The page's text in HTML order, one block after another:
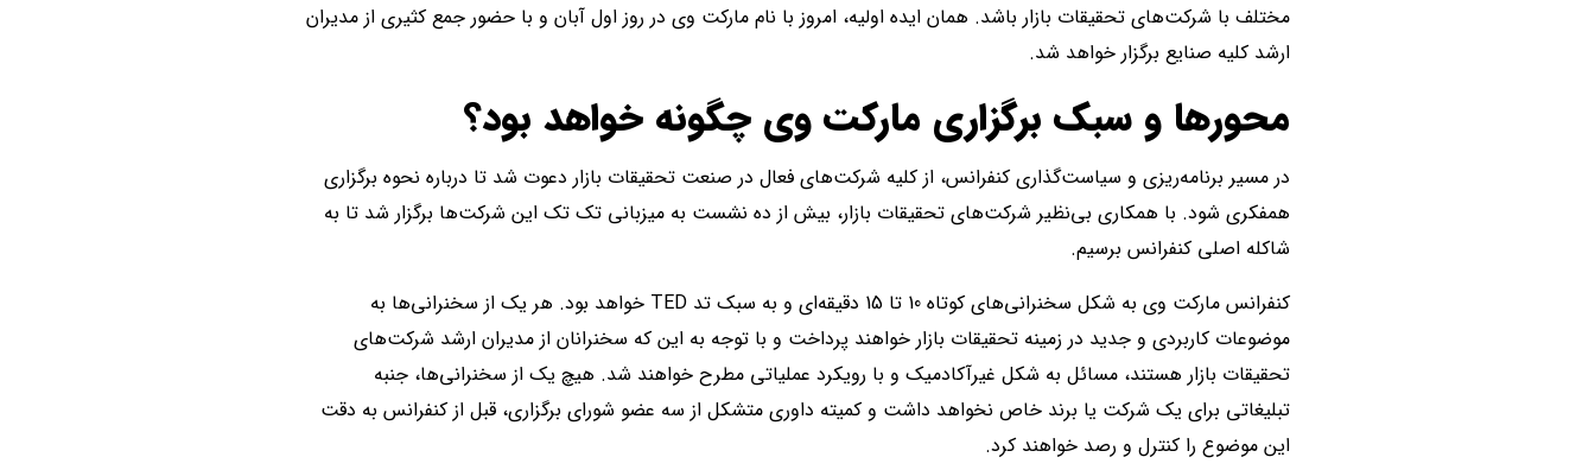
مختلف با شرکت‌های تحقیقات بازار باشد. همان ایده اولیه، امروز با نام مارکت وی در روز اول آبان و با حضور جمع کثیری از مدیران
ارشد کلیه صنایع برگزار خواهد شد.
محورها و سبک برگزاری مارکت وی چگونه خواهد بود؟
در مسیر برنامه‌ریزی و سیاست‌گذاری کنفرانس، از کلیه شرکت‌های فعال در صنعت تحقیقات بازار دعوت شد تا درباره نحوه برگزاری
همفکری شود. با همکاری بی‌نظیر شرکت‌های تحقیقات بازار، بیش از ده نشست به میزبانی تک تک این شرکت‌ها برگزار شد تا به
شاکله اصلی کنفرانس برسیم.
کنفرانس مارکت وی به شکل سخنرانی‌های کوتاه 10 تا 15 دقیقه‌ای و به سبک تد TED خواهد بود. هر یک از سخنرانی‌ها به
موضوعات کاربردی و جدید در زمینه تحقیقات بازار خواهند پرداخت و با توجه به این که سخنرانان از مدیران ارشد شرکت‌های
تحقیقات بازار هستند، مسائل به شکل غیرآکادمیک و با رویکرد عملیاتی مطرح خواهند شد. هیچ یک از سخنرانی‌ها، جنبه
تبلیغاتی برای یک شرکت یا برند خاص نخواهد داشت و کمیته داوری متشکل از سه عضو شورای برگزاری، قبل از کنفرانس به دقت
این موضوع را کنترل و رصد خواهند کرد.